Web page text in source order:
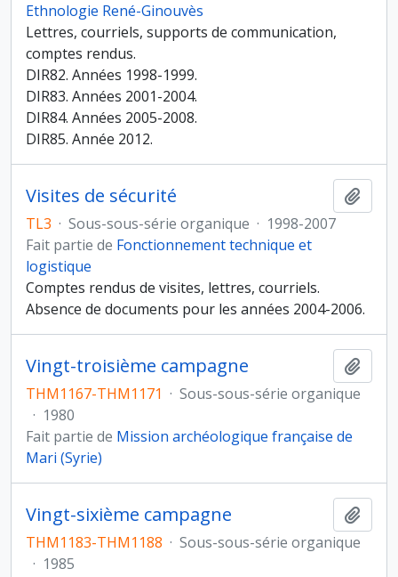
Ethnologie René-Ginouvès
Lettres, courriels, supports de communication,
comptes rendus.
DIR82. Années 1998-1999.
DIR83. Années 2001-2004.
DIR84. Années 2005-2008.
DIR85. Année 2012.
Visites de sécurité
TL3 · Sous-sous-série organique · 1998-2007
Fait partie de Fonctionnement technique et
logistique
Comptes rendus de visites, lettres, courriels.
Absence de documents pour les années 2004-2006.
Vingt-troisième campagne
THM1167-THM1171 · Sous-sous-série organique
· 1980
Fait partie de Mission archéologique française de
Mari (Syrie)
Vingt-sixième campagne
THM1183-THM1188 · Sous-sous-série organique
· 1985